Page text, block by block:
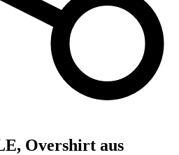
Overshirt aus